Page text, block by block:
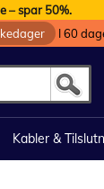
– spar 50%.
I 60
Kabler &